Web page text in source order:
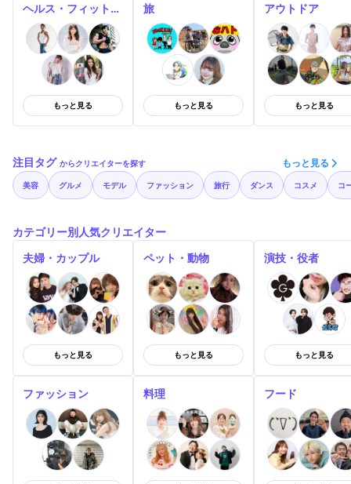
ヘルス・フィットネス
もっと見る
旅
もっと見る
アウトドア
もっと見る
注目タグ からクリエイターを探す もっと見る
美容 グルメ モデル ファッション 旅行 ダンス コスメ コ
カテゴリー別人気クリエイター
夫婦・カップル
もっと見る
ペット・動物
もっと見る
演技・役者
もっと見る
ファッション 料理 フード